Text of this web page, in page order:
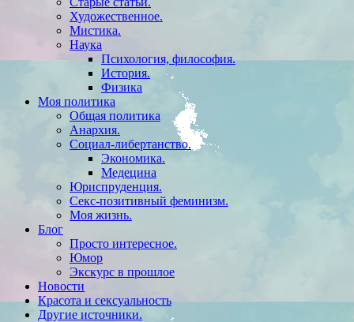
Художественное.
Мистика.
Наука
Психология, философия.
История.
Физика
Моя политика
Общая политика
Анархия.
Социал-либертанство.
Экономика.
Медецина
Юриспруденция.
Секс-позитивный феминизм.
Моя жизнь.
Блог
Просто интересное.
Юмор
Экскурс в прошлое
Новости
Красота и сексуальность
Другие источники.